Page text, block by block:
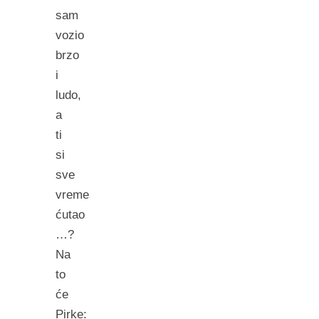
sam
vozio
brzo
i
ludo,
a
ti
si
sve
vreme
ćutao
…?
Na
to
će
Pirke: